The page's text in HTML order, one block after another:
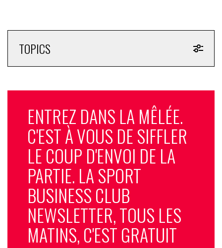
TOPICS
ENTREZ DANS LA MÊLÉE.
C'EST À VOUS DE SIFFLER
LE COUP D'ENVOI DE LA
PARTIE. LA SPORT
BUSINESS CLUB
NEWSLETTER, TOUS LES
MATINS, C'EST GRATUIT